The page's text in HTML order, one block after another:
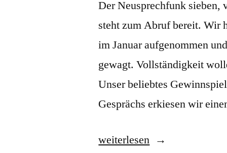
Der Neusprechfunk sieben,
steht zum Abruf bereit. Wir
im Januar aufgenommen
gewagt. Vollständigkeit
Unser beliebtes
Gesprächs erkiesen wir
„Der
weiterlesen